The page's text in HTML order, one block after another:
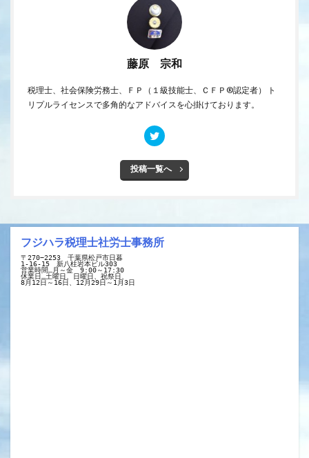
藤原 宗和
税理士、社会保険労務士、ＦＰ（１級技能士、ＣＦＰ®認定者） ト
リプルライセンスで多角的なアドバイスを心掛けております。
投稿一覧へ
フジハラ税理士社労士事務所
〒270−2253　千葉県松戸市日暮
1-16-15　新八柱岩本ビル303
営業時間…月～金　9:00～17:30
休業日…土曜日、日曜日、祝祭日、
8月12日～16日、12月29日～1月3日